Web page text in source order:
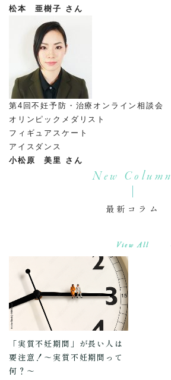
松本 亜樹子 さん
第4回不妊予防・治療オンライン相談会
オリンピックメダリスト
フィギュアスケート
アイスダンス
小松原 美里 さん
New Column
最新コラム
View All
「実質不妊期間」が長い人は
要注意！～実質不妊期間って
何？～